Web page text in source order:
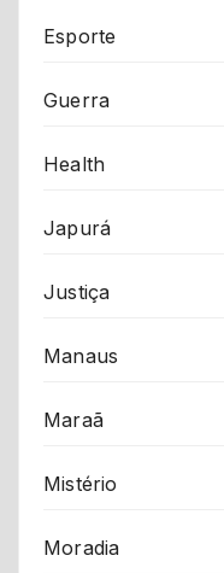
Esporte
Guerra
Health
Japurá
Justiça
Manaus
Maraã
Mistério
Moradia